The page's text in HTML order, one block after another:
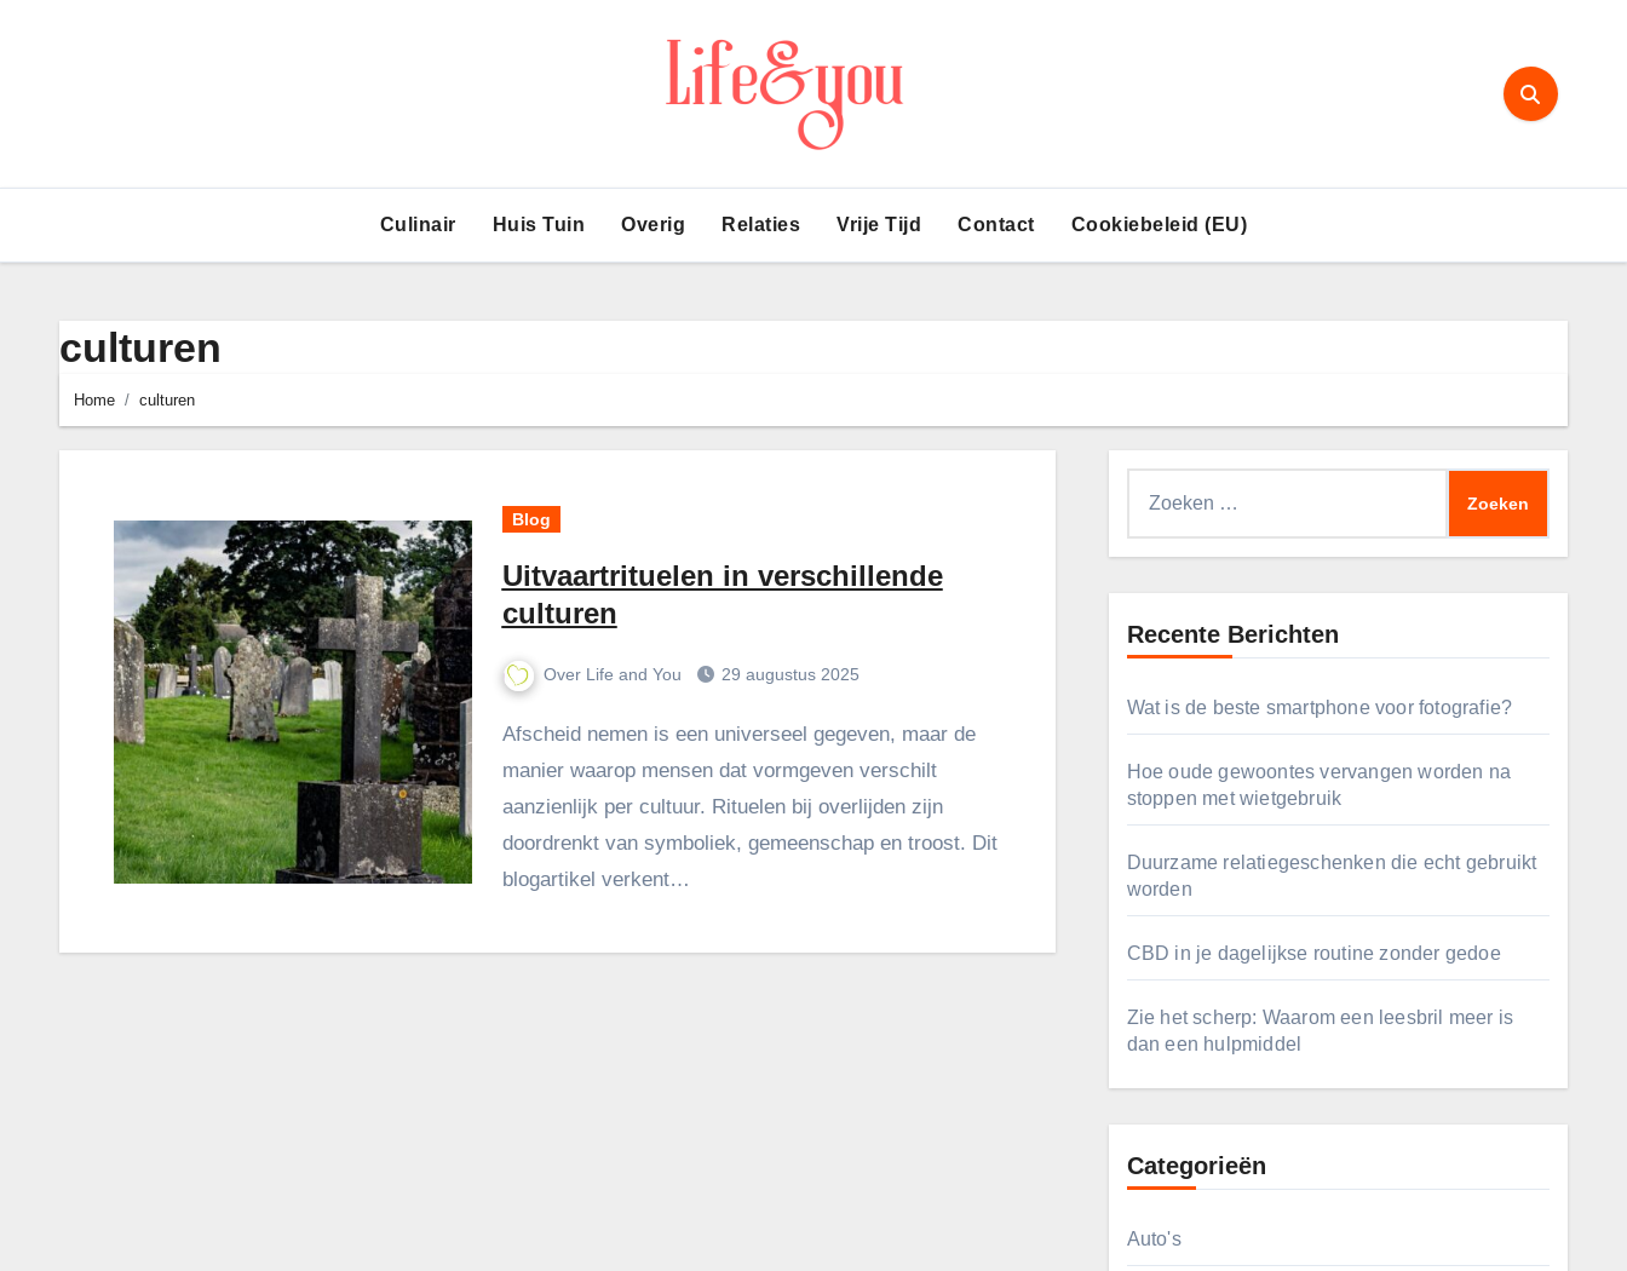
Culinair Huis Tuin Overig Relaties Vrije Tijd Contact Cookiebeleid (EU)
culturen
Home culturen
Blog
Uitvaartrituelen in verschillende
culturen
Over Life and You 29 augustus 2025
Afscheid nemen is een universeel gegeven, maar de
manier waarop mensen dat vormgeven verschilt
aanzienlijk per cultuur. Rituelen bij overlijden zijn
doordrenkt van symboliek, gemeenschap en troost. Dit
blogartikel verkent…
Recente Berichten
Wat is de beste smartphone voor fotografie?
Hoe oude gewoontes vervangen worden na
stoppen met wietgebruik
Duurzame relatiegeschenken die echt gebruikt
worden
CBD in je dagelijkse routine zonder gedoe
Zie het scherp: Waarom een leesbril meer is
dan een hulpmiddel
Categorieën
Auto's